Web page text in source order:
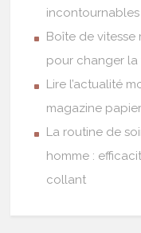
incontournables
Boîte de
pour changer la
Lire l’actualité
magazine
La routine de
homme :
collant